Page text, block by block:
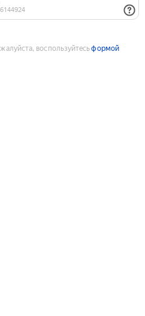
воспользуйтесьформой